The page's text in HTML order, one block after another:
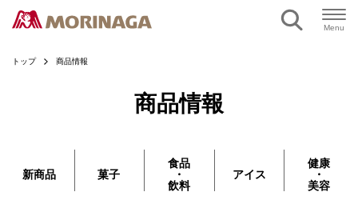
Menu
トップ 商品情報
商品情報
新商品 菓子
食品
・
飲料
アイス
健康
・
美容